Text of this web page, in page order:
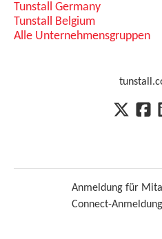
Tunstall Germany
Tunstall Belgium
Alle Unternehmensgruppen
Anmeldung für
Connect-